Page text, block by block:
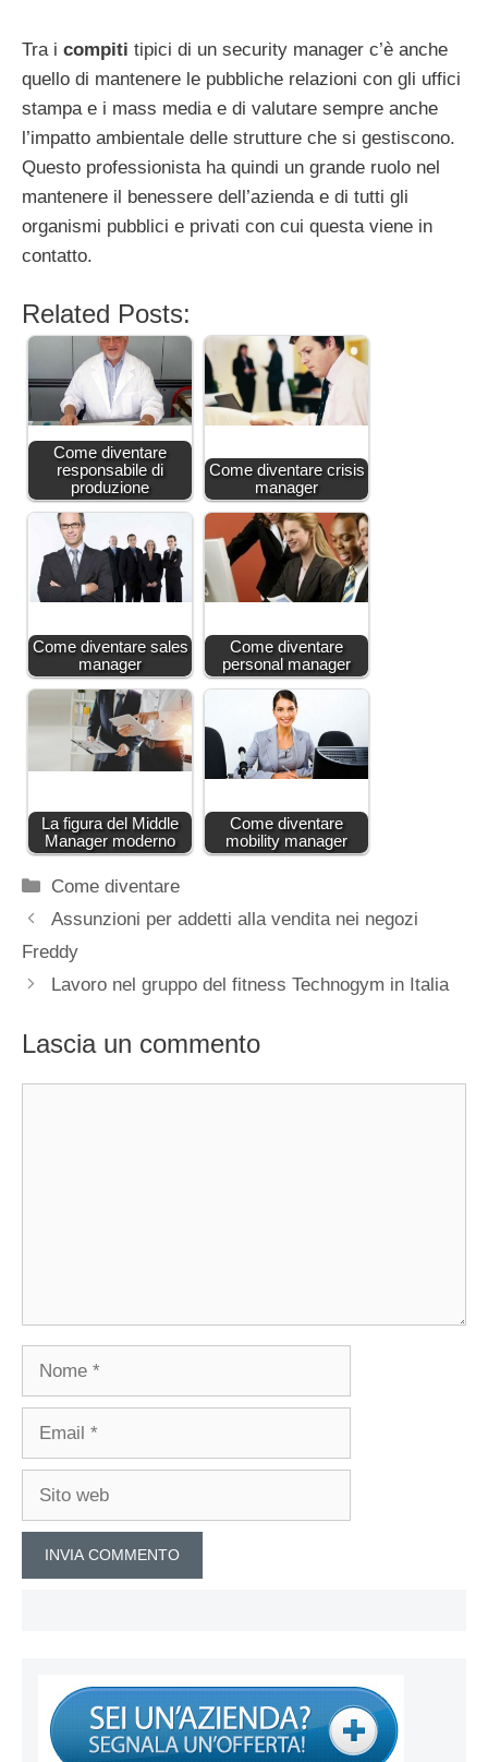
Tra i compiti tipici di un security manager c’è anche
quello di mantenere le pubbliche relazioni con gli uffici
stampa e i mass media e di valutare sempre anche
l’impatto ambientale delle strutture che si gestiscono.
Questo professionista ha quindi un grande ruolo nel
mantenere il benessere dell’azienda e di tutti gli
organismi pubblici e privati con cui questa viene in
contatto.
Related Posts:
Come diventare
responsabile di
produzione
Come diventare crisis
manager
Come diventare sales
manager
Come diventare
personal manager
La figura del Middle
Manager moderno
Come diventare
mobility manager
Categorie
Come diventare
Assunzioni per addetti alla vendita nei negozi
Freddy
Lavoro nel gruppo del fitness Technogym in Italia
Lascia un commento
Nome
Email
Sito